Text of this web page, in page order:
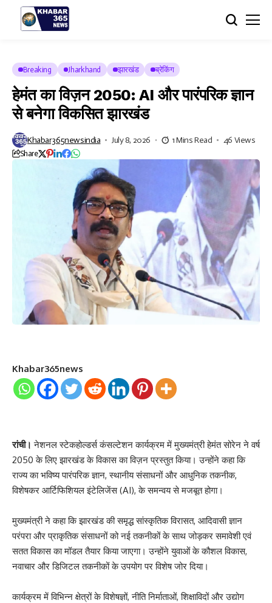
Breaking Jharkhand झारखंड ब्रेकिंग
हेमंत का विज़न 2050: AI और पारंपरिक ज्ञान
से बनेगा विकसित झारखंड
Khabar365newsindia July 8, 2026 1 Mins Read 46 Views
Share
Khabar365news
रांची। नेशनल स्टेकहोल्डर्स कंसल्टेशन कार्यक्रम में मुख्यमंत्री हेमंत सोरेन ने वर्ष
2050 के लिए झारखंड के विकास का विज़न प्रस्तुत किया। उन्होंने कहा कि
राज्य का भविष्य पारंपरिक ज्ञान, स्थानीय संसाधनों और आधुनिक तकनीक,
विशेषकर आर्टिफिशियल इंटेलिजेंस (AI), के समन्वय से मजबूत होगा।
मुख्यमंत्री ने कहा कि झारखंड की समृद्ध सांस्कृतिक विरासत, आदिवासी ज्ञान
परंपरा और प्राकृतिक संसाधनों को नई तकनीकों के साथ जोड़कर समावेशी एवं
सतत विकास का मॉडल तैयार किया जाएगा। उन्होंने युवाओं के कौशल विकास,
नवाचार और डिजिटल तकनीकों के उपयोग पर विशेष जोर दिया।
कार्यक्रम में विभिन्न क्षेत्रों के विशेषज्ञों, नीति निर्माताओं, शिक्षाविदों और उद्योग